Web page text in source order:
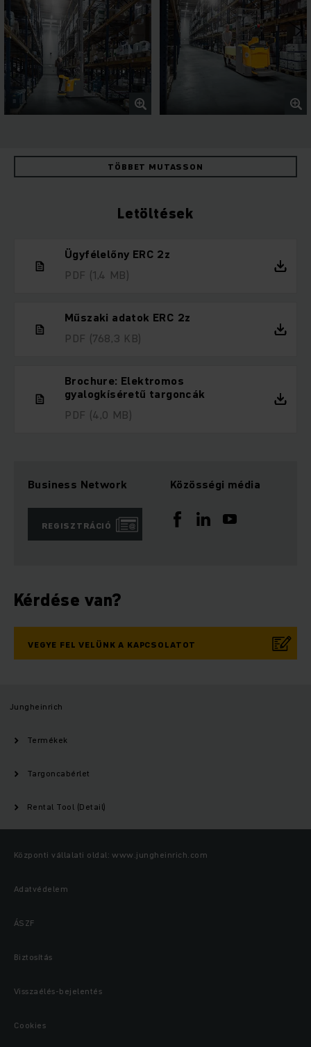
TÖBBET MUTASSON
Letöltések
Ügyfélelőny ERC 2z
PDF (1,4 MB)
Műszaki adatok ERC 2z
PDF (768,3 KB)
Brochure: Elektromos
gyalogkíséretű targoncák
PDF (4,0 MB)
Business Network
REGISZTRÁCIÓ
Közösségi média
Kérdése van?
VEGYE FEL VELÜNK A KAPCSOLATOT
Jungheinrich
Termékek
Targoncabérlet
Rental Tool (Detail)
Központi vállalati oldal: www.jungheinrich.com
Adatvédelem
ÁSZF
Biztosítás
Visszaélés-bejelentés
Cookies